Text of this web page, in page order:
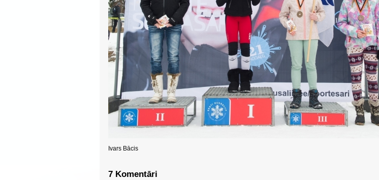
Ivars Bācis
7 Komentāri